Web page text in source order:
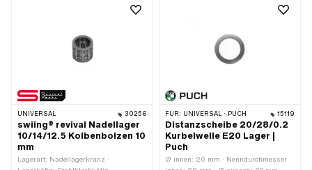
Nenndurchmesser (Gewinde): 10 mm ·
Höhe: 10 mm · Schlüsselweite: 15 mm
UNIVERSAL 30256
swiing® revival Nadellager
10/14/12.5 Kolbenbolzen 10
mm
Lagerart: Nadellagerkranz ·
FÜR: UNIVERSAL · PUCH 15119
Distanzscheibe 20/28/0.2
Kurbelwelle E20 Lager |
Puch
Ø innen: 20 mm · Nenndurchmesser